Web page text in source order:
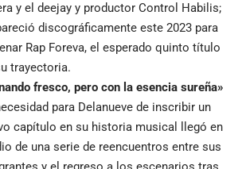
y el deejay y productor Control Habilis;
discográficamente este 2023 para
Rap Foreva, el esperado quinto título
trayectoria.
fresco, pero con la esencia sureña»
para Delanueve de inscribir un
capítulo en su historia musical llegó en
de una serie de reencuentros entre sus